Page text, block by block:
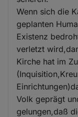
Wenn sich die
geplanten
Existenz
verletzt
Kirche hat im
Volk geprägt
gelungen,daß